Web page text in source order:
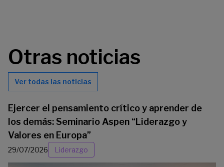
Otras noticias
Ver todas las noticias
Ejercer el pensamiento crítico y aprender de
los demás: Seminario Aspen “Liderazgo y
Valores en Europa”
29/07/2026 Liderazgo